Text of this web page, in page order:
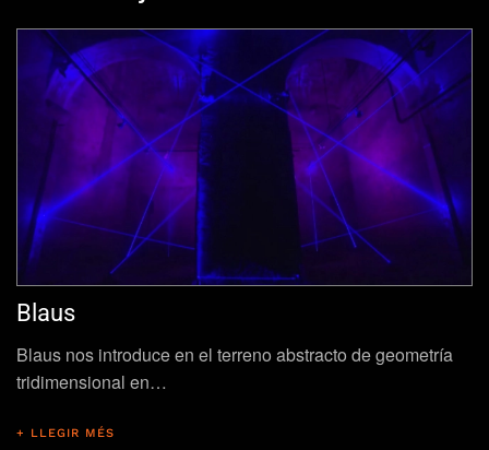
Blaus
Blaus nos introduce en el terreno abstracto de geometría
tridimensional en…
+ LLEGIR MÉS